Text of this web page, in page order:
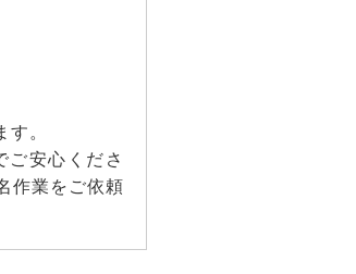
。
ご安心くださ
作業をご依頼